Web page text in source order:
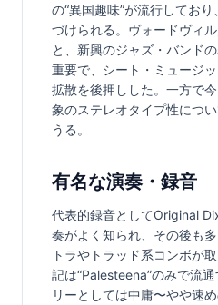
の“異国趣味”が流行してお
づけられる。ヴォードヴィ
と、新興のジャズ・バンド
重要で、シート・ミュージ
拡散を後押しした。一方で
象のステレオタイプ性につ
うる。
有名な演奏・録音
代表的録音としてOriginal
奏がよく知られ、その後も
トラやトラッド系コンボが
記は“Palesteena”のみで流
リーとしては中庸〜やや速